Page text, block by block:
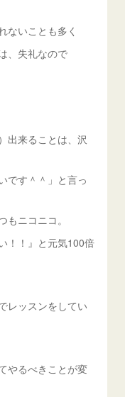
ないことも多く
、失礼なので
出来ることは、沢
です＾＾」と言っ
ニコニコ。
！！』と元気100倍
レッスンをしてい
やるべきことが変